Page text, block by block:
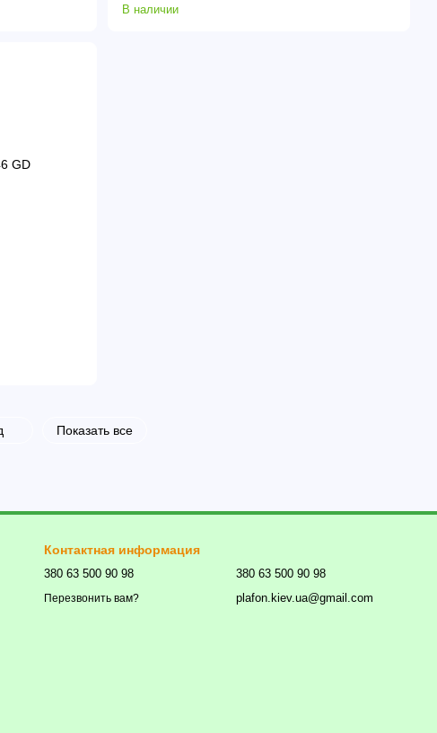
В наличии
Показать все
Контактная информация
380 63 500 90 98
Перезвонить вам?
380 63 500 90 98
plafon.kiev.ua@gmail.com